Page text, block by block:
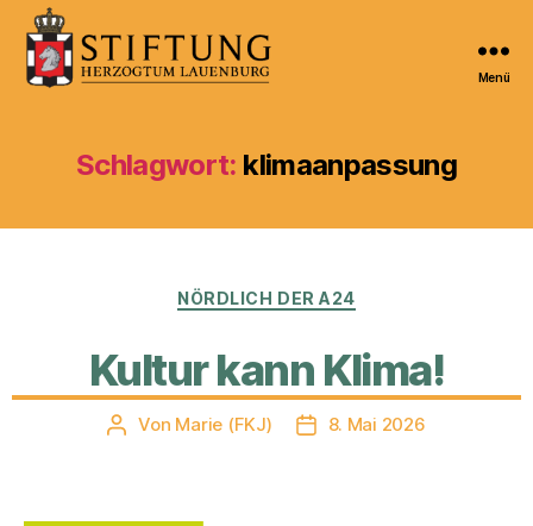
Stiftung
Herzogtum
Menü
Schlagwort: klimaanpassung
Kategorien
NÖRDLICH DER A24
Kultur kann Klima!
Beitragsautor
Von Marie (FKJ) Veröffentlichungsdatum
8. Mai 2026